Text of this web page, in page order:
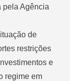
pela Agência
de
restrições
e
regime em